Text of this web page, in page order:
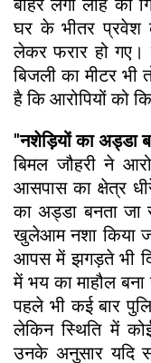
बाहर लगी लोहे की
घर के भीतर प्रवेश
लेकर फरार हो गए।
बिजली का मीटर भी
है कि आरोपियों को
"नशेड़ियों का अड्डा
बिमल जौहरी ने
आसपास का क्षेत्र
का अड्डा बनता जा
खुलेआम नशा किया
आपस में झगड़ते भी
में भय का माहौल
पहले भी कई बार
लेकिन स्थिति में
उनके अनुसार यदि